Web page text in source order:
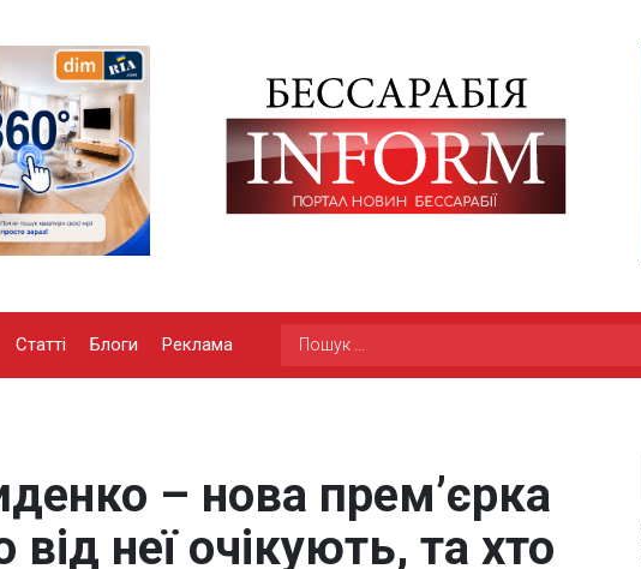
Статті Блоги Реклама
– нова прем’єрка
неї очікують, та хто